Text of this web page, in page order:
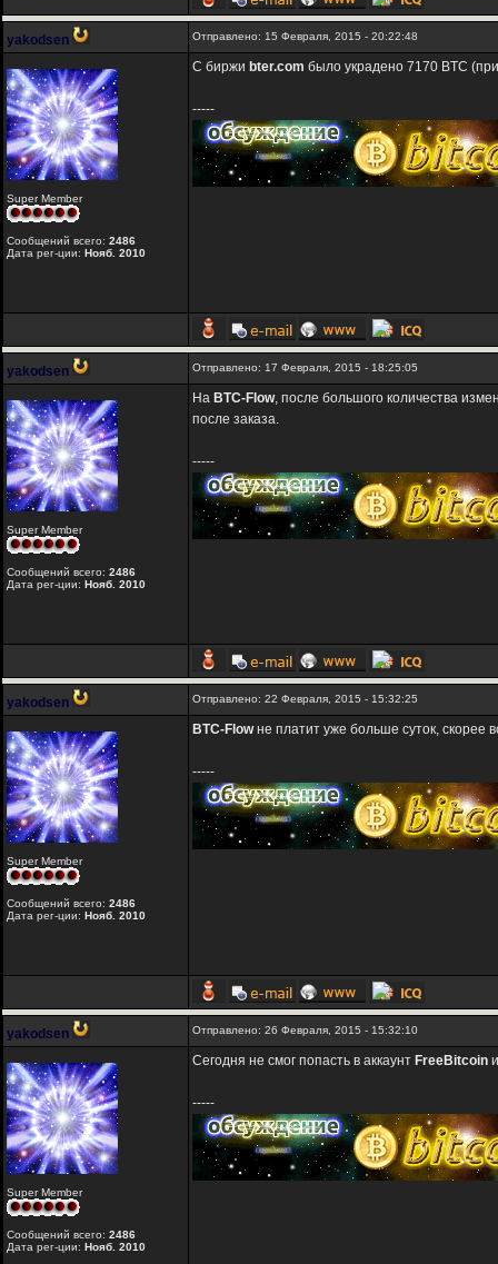
yakodsen Отправлено: 15 Февраля, 2015 - 20:22:48
Super Member
Сообщений всего: 2486
Дата рег-ции: Нояб. 2010
С биржи bter.com было украдено 7170 BTC
-----
yakodsen Отправлено: 17 Февраля, 2015 - 18:25:05
Super Member
Сообщений всего: 2486
Дата рег-ции: Нояб. 2010
На BTC-Flow, после большого количества
после заказа.
-----
yakodsen Отправлено: 22 Февраля, 2015 - 15:32:25
Super Member
Сообщений всего: 2486
Дата рег-ции: Нояб. 2010
BTC-Flowне платит уже больше суток, скорее
-----
yakodsen Отправлено: 26 Февраля, 2015 - 15:32:10
Super Member
Сообщений всего: 2486
Дата рег-ции: Нояб. 2010
Сегодня не смог попасть в аккаунт FreeBitcoin
-----